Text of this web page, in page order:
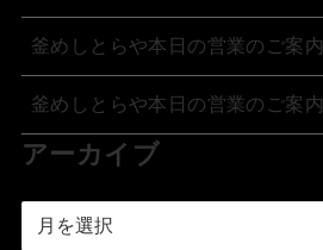
釜めしとらや本日の営業のご案内
釜めしとらや本日の営業のご案内
アーカイブ